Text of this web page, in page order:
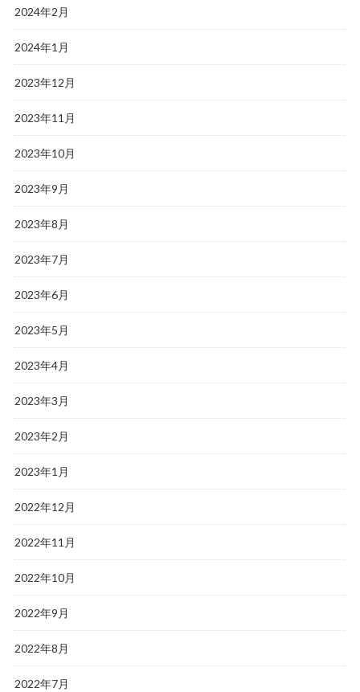
2024年2月
2024年1月
2023年12月
2023年11月
2023年10月
2023年9月
2023年8月
2023年7月
2023年6月
2023年5月
2023年4月
2023年3月
2023年2月
2023年1月
2022年12月
2022年11月
2022年10月
2022年9月
2022年8月
2022年7月